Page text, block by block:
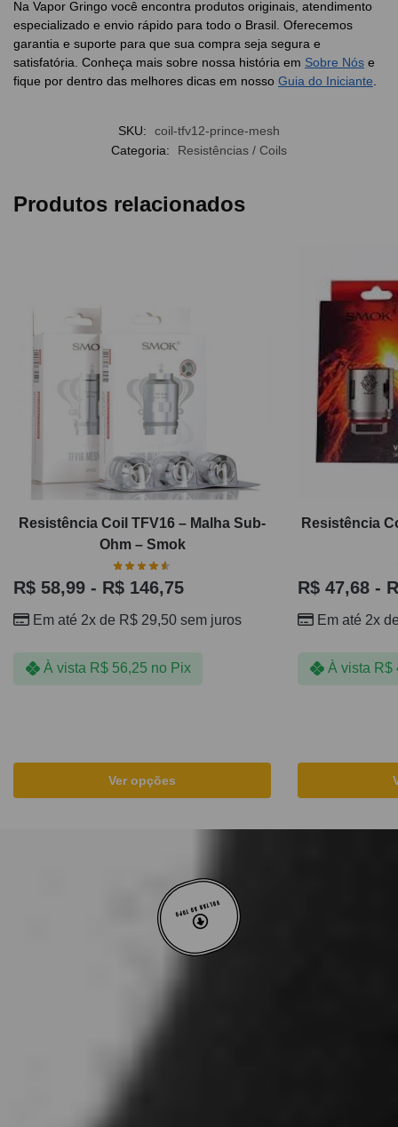
Na Vapor Gringo você encontra produtos originais, atendimento
especializado e envio rápido para todo o Brasil. Oferecemos
garantia e suporte para que sua compra seja segura e
satisfatória. Conheça mais sobre nossa história em Sobre Nós e
fique por dentro das melhores dicas em nosso Guia do Iniciante
SKU:
coil-tfv12-prince-mesh
Categoria:
Resistências / Coils
Produtos relacionados
Resistência Coil TFV16 – Malha Sub-
Ohm – Smok
R$ 58,99 - R$ 146,75
Em até 2x de R$ 29,50 sem juros
À vista R$56,25 no Pix
Ver opções
Resistência
R$ 47,68 -
Em até 2x
À vista R$
VOLTAR AO TOPO